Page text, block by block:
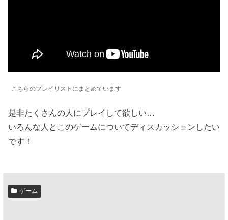
こちらのプレイリストにまとめています
是非たくさんの人にプレイして欲しい…
いろんな人とこのゲームについてディスカッションしたい
です！
ゲーム